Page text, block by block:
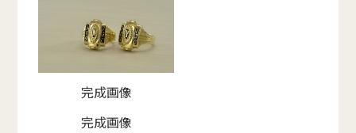
完成画像
完成画像